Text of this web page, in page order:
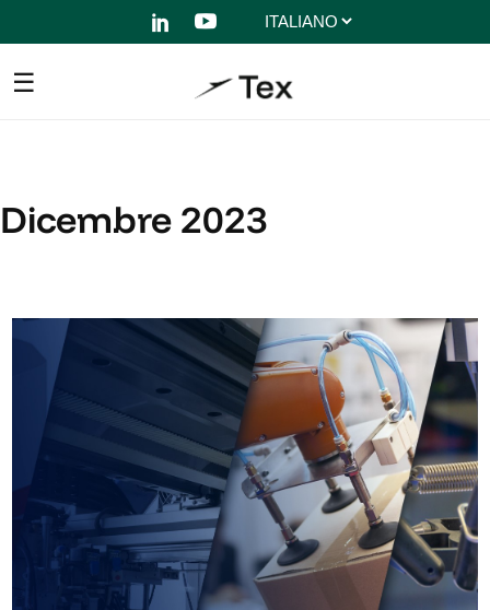
Scegli
Dicembre 2023
La famiglia Power per la
robotica